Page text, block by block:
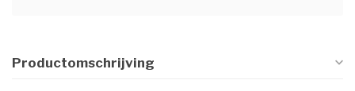
Productomschrijving